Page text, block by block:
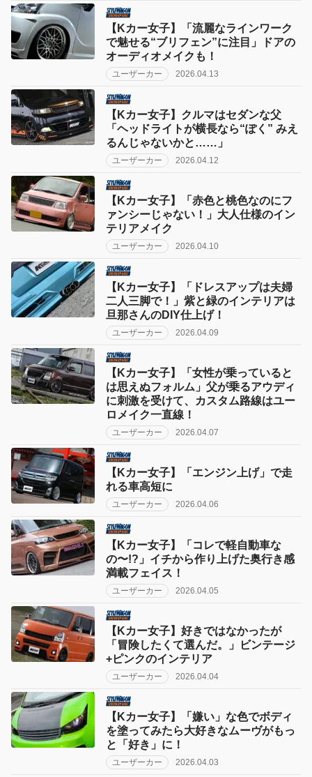
【Kカー女子】「流麗なラインワーク
で魅せる“ブリフェン”に注目」ドアの
オーディオメイクも！
ユーザーカー 2026.04.13
【Kカー女子】クルマはセダンな父
「ヘッドライトが横長なら“ぽく” みえ
るんじゃないかと……」
ユーザーカー 2026.04.12
【Kカー女子】「赤色と桃色なのにフ
ァンシーじゃない！」大人仕様のイン
テリアメイク
ユーザーカー 2026.04.10
【Kカー女子】「ドレスアップは夫婦
二人三脚で！」紫と緑のインテリアは
旦那さんのDIY仕上げ！
ユーザーカー 2026.04.09
【Kカー女子】「女性が乗っていると
は思えぬフォルム」父が乗るアウディ
に刺激を受けて、カスタム路線はユー
ロメイク一直線！
ユーザーカー 2026.04.07
【Kカー女子】「エンジン上げ」で走
れる車高短に
ユーザーカー 2026.04.06
【Kカー女子】「コレで軽自動車な
の〜!?」イチから作り上げた奥行き感
満載フェイス！
ユーザーカー 2026.04.05
【Kカー女子】好きではなかったが
「冒険したくて選んだ。」ビンテージ
+ピンクのインテリア
ユーザーカー 2026.04.04
【Kカー女子】「嫌い」な色でボディ
を塗ってみたら大好きなムーヴがもっ
と「好き」に！
ユーザーカー 2026.04.03